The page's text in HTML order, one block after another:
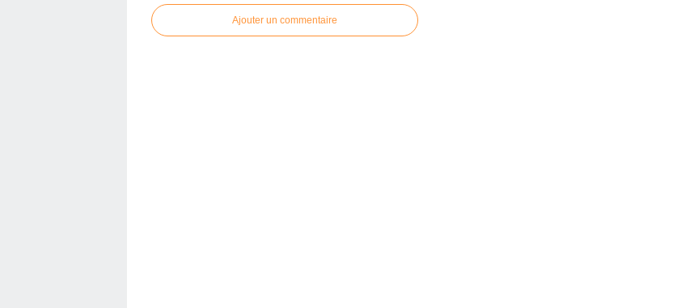
Ajouter un commentaire